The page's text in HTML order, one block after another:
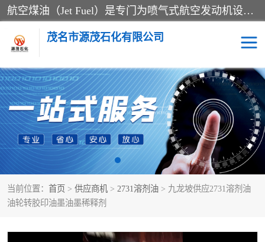
航空煤油（Jet Fuel）是专门为喷气式航空发动机设计的高纯度燃料，主要分为Jet A、Jet A-1和Jet B等类型。其特点是闪点高、低温流动性好，并添加了抗静电剂和抗氧化剂以确保飞行安全。航空煤油需
茂名市源茂石化有限公司
当前位置： 首页 > 供应商机 > 2731溶剂油 > 九龙坡供应2731溶剂油
油轮转胶印油墨油墨稀释剂
RP3航空煤油 D20+D30溶剂油
D40+D60溶剂油 D80+D100溶剂油
6号+120号溶剂油 260号溶剂油
异构烷烃 天然乳胶